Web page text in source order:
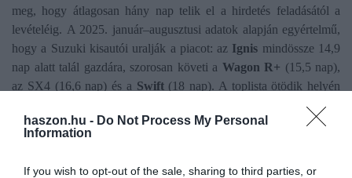
haszon.hu - Do Not Process My Personal
Information
If you wish to opt-out of the sale, sharing to third parties, or
meg, hogy átlagosan hány nap telik el a hirdetés feladásától a
levételéig. A 2025. január–augusztusi adatok alapján egyértelmű,
hogy a Suzuki kisautói uralják a piacot: az Ignis mindössze 14,9
nap alatt talál gazdára, szorosan követi a Wagon R+ (15,5 nap),
az SX4 (16,6 nap) és a Swift(18 nap). A toplista ötödik helyén